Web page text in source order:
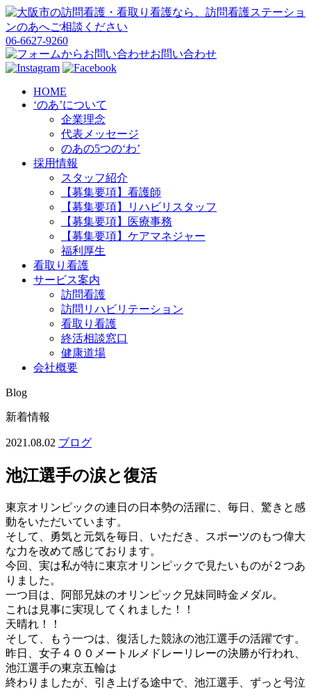
06-6627-9260
お問い合わせ
HOME
‘のあ’について
企業理念
代表メッセージ
のあの5つの‘わ’
採用情報
スタッフ紹介
【募集要項】看護師
【募集要項】リハビリスタッフ
【募集要項】医療事務
【募集要項】ケアマネジャー
福利厚生
看取り看護
サービス案内
訪問看護
訪問リハビリテーション
看取り看護
終活相談窓口
健康道場
会社概要
Blog
新着情報
2021.08.02 ブログ
池江選手の涙と復活
東京オリンピックの連日の日本勢の活躍に、毎日、驚きと感
動をいただいています。
そして、勇気と元気を毎日、いただき、スポーツのもつ偉大
な力を改めて感じております。
今回、実は私が特に東京オリンピックで見たいものが２つあ
りました。
一つ目は、阿部兄妹のオリンピック兄妹同時金メダル。
これは見事に実現してくれました！！
天晴れ！！
そして、もう一つは、復活した競泳の池江選手の活躍です。
昨日、女子４００メートルメドレーリレーの決勝が行われ、
池江選手の東京五輪は
終わりましたが、引き上げる途中で、池江選手、ずっと号泣